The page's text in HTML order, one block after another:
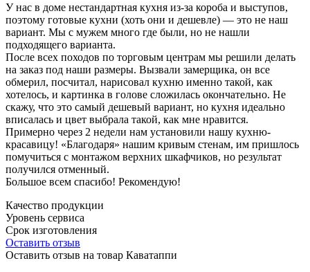
У нас в доме нестандартная кухня из-за короба и выступов,
поэтому готовые кухни (хоть они и дешевле) — это не наш
вариант. Мы с мужем много где были, но не нашли
подходящего варианта.
После всех походов по торговым центрам мы решили делать
на заказ под наши размеры. Вызвали замерщика, он все
обмерил, посчитал, нарисовал кухню именно такой, как
хотелось, и картинка в голове сложилась окончательно. Не
скажу, что это самый дешевый вариант, но кухня идеально
вписалась и цвет выбрала такой, как мне нравится.
Примерно через 2 недели нам установили нашу кухню-
красавицу! «Благодаря» нашим кривым стенам, им пришлось
помучиться с монтажом верхних шкафчиков, но результат
получился отменный.
Большое всем спасибо! Рекомендую!
Качество продукции
Уровень сервиса
Срок изготовления
Оставить отзыв
Оставить отзыв на товар Каватаппи